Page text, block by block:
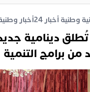
أخبار 24 أخبار
دينامية
من برامج التنمية